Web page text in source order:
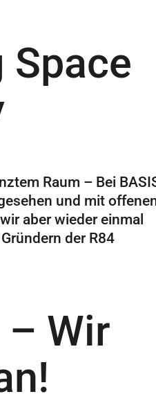
Raum – Bei
und mit
aber wieder einmal
der R84
– Wir